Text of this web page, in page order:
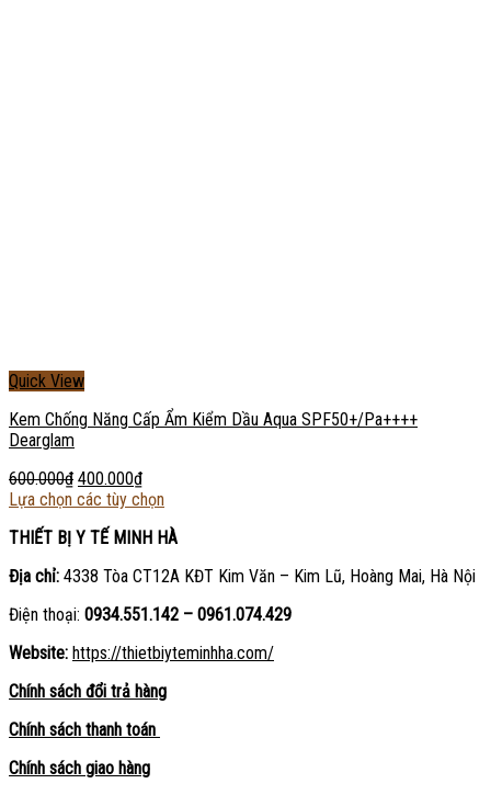
Quick View
Kem Chống Năng Cấp Ẩm Kiểm Dầu Aqua SPF50+/Pa++++
Dearglam
600.000₫ 400.000₫
Lựa chọn các tùy chọn
THIẾT BỊ Y TẾ MINH HÀ
Địa chỉ: 4338 Tòa CT12A KĐT Kim Văn – Kim Lũ, Hoàng Mai, Hà Nội
Điện thoại: 0934.551.142 – 0961.074.429
Website: https://thietbiyteminhha.com/
Chính sách đổi trả hàng
Chính sách thanh toán
Chính sách giao hàng